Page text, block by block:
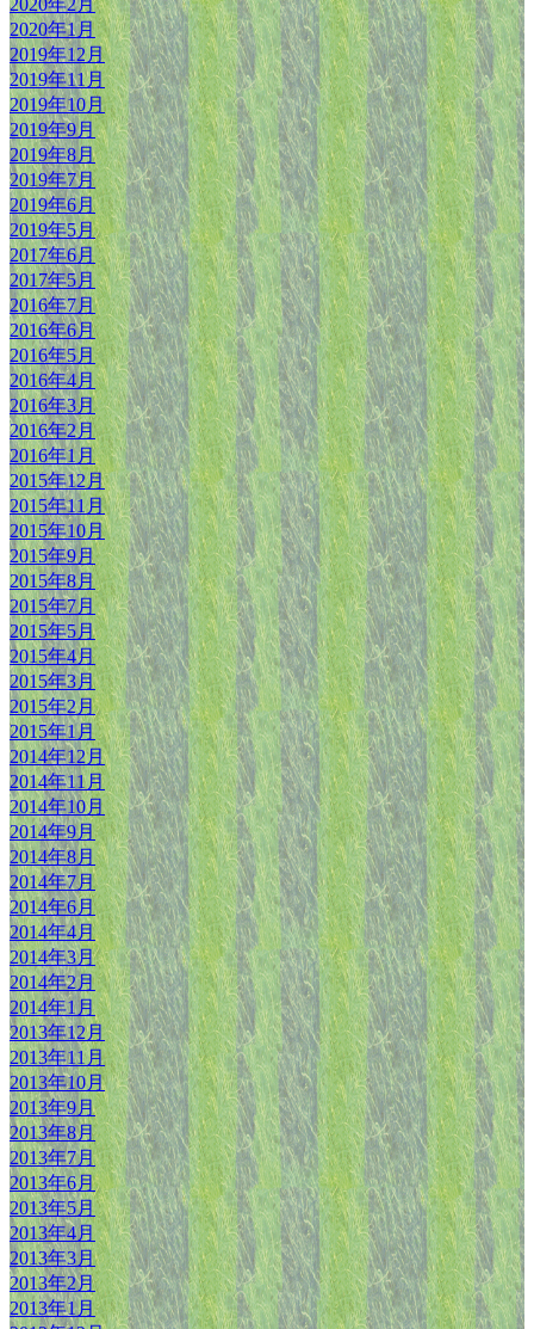
2020年1月
2019年12月
2019年11月
2019年10月
2019年9月
2019年8月
2019年7月
2019年6月
2019年5月
2017年6月
2017年5月
2016年7月
2016年6月
2016年5月
2016年4月
2016年3月
2016年2月
2016年1月
2015年12月
2015年11月
2015年10月
2015年9月
2015年8月
2015年7月
2015年5月
2015年4月
2015年3月
2015年2月
2015年1月
2014年12月
2014年11月
2014年10月
2014年9月
2014年8月
2014年7月
2014年6月
2014年4月
2014年3月
2014年2月
2014年1月
2013年12月
2013年11月
2013年10月
2013年9月
2013年8月
2013年7月
2013年6月
2013年5月
2013年4月
2013年3月
2013年2月
2013年1月